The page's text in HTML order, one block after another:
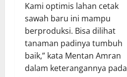
Kami optimis lahan cetak
sawah baru ini mampu
berproduksi. Bisa dilihat
tanaman padinya tumbuh
baik,” kata Mentan Amran
dalam keterangannya pada